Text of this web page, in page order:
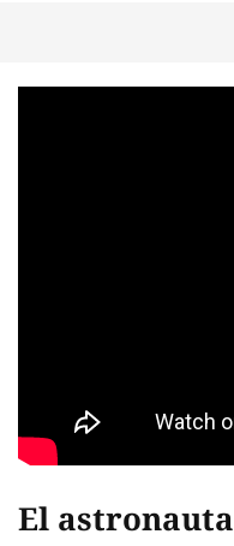
El astronauta